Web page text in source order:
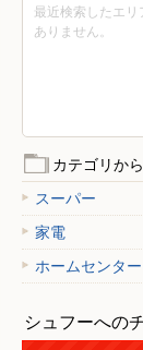
最近検索したエリ
ありません。
カテゴリか
スーパー
家電
ホームセンター
シュフーへの